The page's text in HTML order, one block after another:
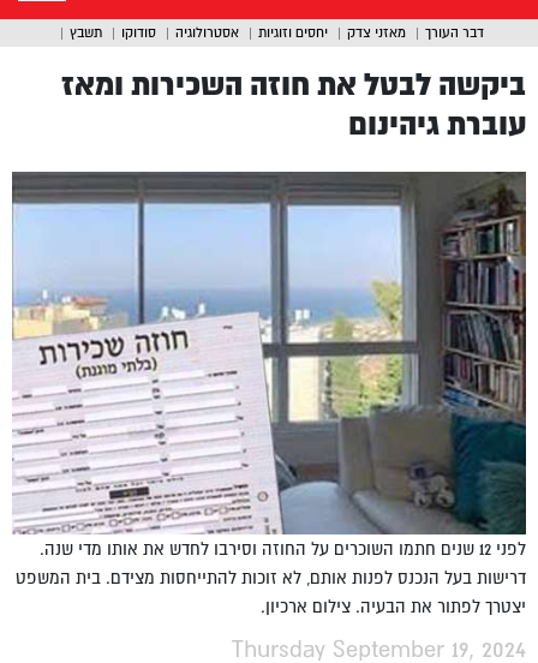
דבר העורך מאזני צדק יחסים וזוגיות אסטרולוגיה סודוקו תשבץ
ביקשה לבטל את חוזה השכירות ומאז
עוברת גיהינום
לפני 12 שנים חתמו השוכרים על החוזה וסירבו לחדש את אותו מדי שנה.
דרישות בעל הנכנס לפנות אותם, לא זוכות להתייחסות מצידם. בית המשפט
יצטרך לפתור את הבעיה. צילום ארכיון.
Thursday September 19, 2024